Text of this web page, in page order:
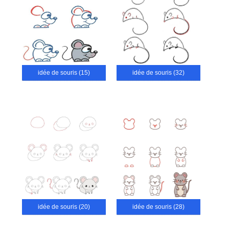
idée de souris (15) idée de souris (32)
idée de souris (20) idée de souris (28)